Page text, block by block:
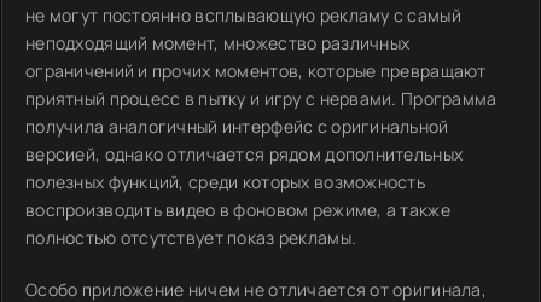
не могут постоянно всплывающую рекламу с самый
неподходящий момент, множество различных
ограничений и прочих моментов, которые превращают
приятный процесс в пытку и игру с нервами. Программа
получила аналогичный интерфейс с оригинальной
версией, однако отличается рядом дополнительных
полезных функций, среди которых возможность
воспроизводить видео в фоновом режиме, а также
полностью отсутствует показ рекламы.
Особо приложение ничем не отличается от оригинала,